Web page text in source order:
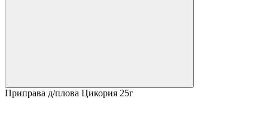
Приправа д/плова Цикория 25г